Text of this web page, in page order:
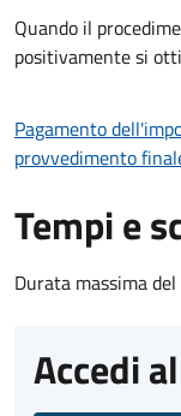
Quando il
positivamente si
Pagamento
provvedimento
Tempi e
Durata massima
Accedi